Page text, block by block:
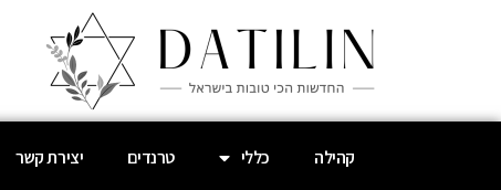
קהילה כללי טרנדים יצירת קשר